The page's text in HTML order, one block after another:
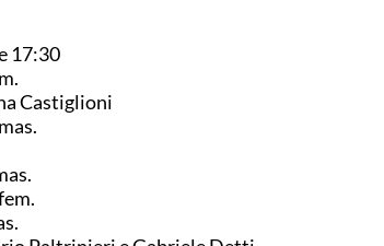
17:30
Castiglioni